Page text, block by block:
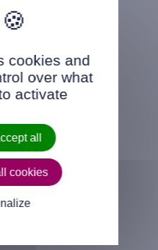
cookies and
over what
activate
all
cookies